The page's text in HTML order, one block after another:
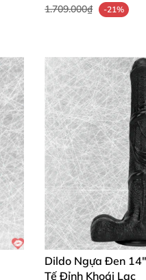
1.709.000₫ -21%
Dildo Ngựa Đen
Tế Đỉnh Khoái Lạc